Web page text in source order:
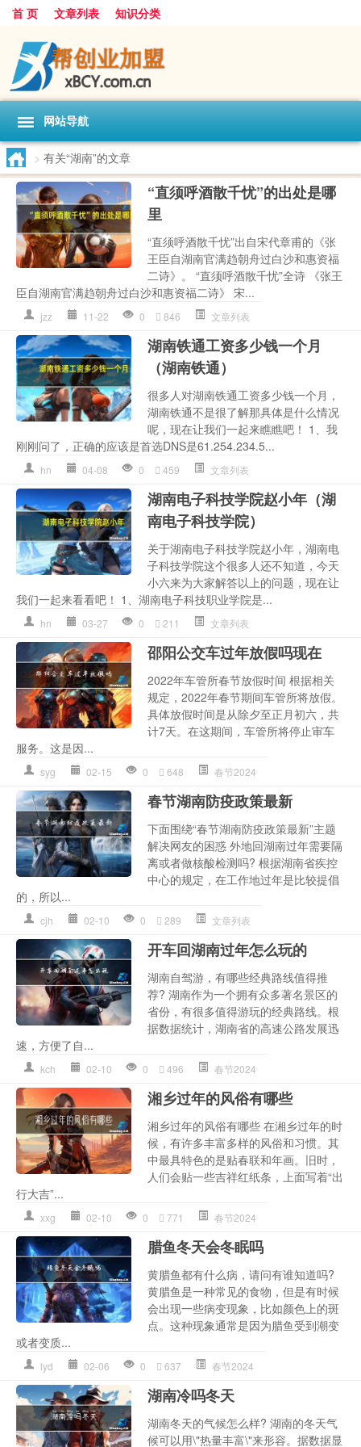
首 页 文章列表 知识分类
网站导航
> 有关“湖南”的文章
“直须呼酒散千忧”的出处是哪
里
“直须呼酒散千忧”出自宋代章甫的《张
王臣自湖南官满趋朝舟过白沙和惠资福
二诗》。 “直须呼酒散千忧”全诗 《张王
臣自湖南官满趋朝舟过白沙和惠资福二诗》 宋...
jzz 11-22 0 846 文章列表
湖南铁通工资多少钱一个月
（湖南铁通）
很多人对湖南铁通工资多少钱一个月，
湖南铁通不是很了解那具体是什么情况
呢，现在让我们一起来瞧瞧吧！ 1、我
刚刚问了，正确的应该是首选DNS是61.254.234.5...
hn 04-08 0 459 文章列表
湖南电子科技学院赵小年（湖
南电子科技学院）
关于湖南电子科技学院赵小年，湖南电
子科技学院这个很多人还不知道，今天
小六来为大家解答以上的问题，现在让
我们一起来看看吧！ 1、湖南电子科技职业学院是...
hn 03-27 0 211 文章列表
邵阳公交车过年放假吗现在
2022年车管所春节放假时间 根据相关
规定，2022年春节期间车管所将放假。
具体放假时间是从除夕至正月初六，共
计7天。在这期间，车管所将停止审车
服务。这是因...
syg 02-15 0 648 春节2024
春节湖南防疫政策最新
下面围绕“春节湖南防疫政策最新”主题
解决网友的困惑 外地回湖南过年需要隔
离或者做核酸检测吗? 根据湖南省疾控
中心的规定，在工作地过年是比较提倡
的，所以...
cjh 02-10 0 289 文章列表
开车回湖南过年怎么玩的
湖南自驾游，有哪些经典路线值得推
荐? 湖南作为一个拥有众多著名景区的
省份，有很多值得游玩的经典路线。根
据数据统计，湖南省的高速公路发展迅
速，方便了自...
kch 02-10 0 496 春节2024
湘乡过年的风俗有哪些
湘乡过年的风俗有哪些 在湘乡过年的时
候，有许多丰富多样的风俗和习惯。其
中最具特色的是贴春联和年画。旧时，
人们会贴一些吉祥红纸条，上面写着“出
行大吉”...
xxg 02-10 0 771 春节2024
腊鱼冬天会冬眠吗
黄腊鱼都有什么病，请问有谁知道吗?
黄腊鱼是一种常见的食物，但是有时候
会出现一些病变现象，比如颜色上的斑
点。这种现象通常是因为腊鱼受到潮变
或者变质...
lyd 02-06 0 637 春节2024
湖南冷吗冬天
湖南冬天的气候怎么样? 湖南的冬天气
候可以用\"热量丰富\"来形容。据数据显